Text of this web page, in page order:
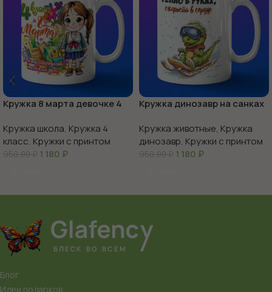
Кружка 8 марта девочке 4
Кружка школа, Кружка 4
класс, Кружки с принтом
950,00₽ 1 180 ₽
Кружка динозавр на санках
Кружка животные, Кружка
динозавр, Кружки с принтом
950,00₽ 1 180 ₽
Блог
Идеи подарков